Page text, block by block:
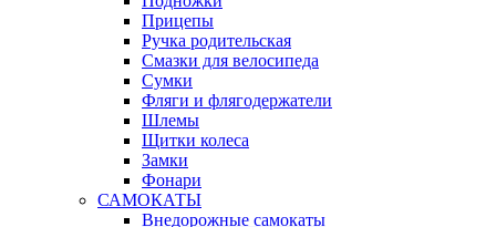
Прицепы
Ручка родительская
Смазки для велосипеда
Сумки
Фляги и флягодержатели
Шлемы
Щитки колеса
Замки
Фонари
САМОКАТЫ
Внедорожные самокаты